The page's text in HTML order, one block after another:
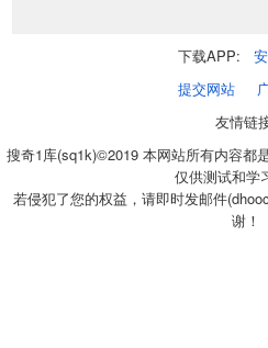
下载APP:
提交网站
友情链
搜奇1库(sq1k)©2019 本网站所有内容都
仅供测试和学
若侵犯了您的权益，请即时发邮件
谢！